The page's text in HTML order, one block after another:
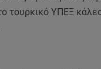
τουρκικό ΥΠΕΞ